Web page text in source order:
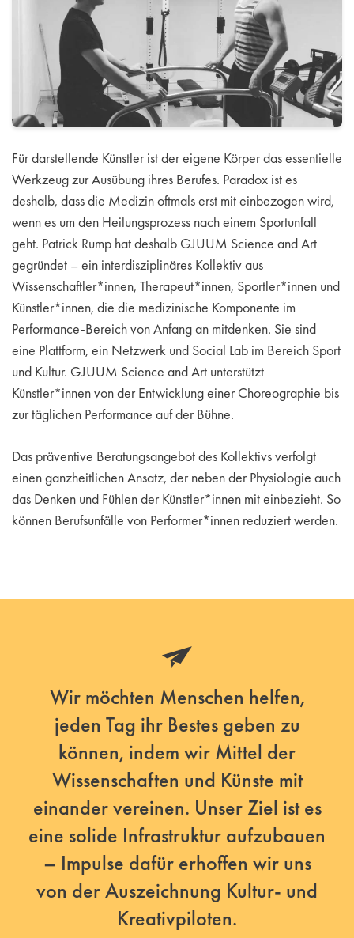
Für darstellende Künstler ist der eigene Körper das essentielle
Werkzeug zur Ausübung ihres Berufes. Paradox ist es
deshalb, dass die Medizin oftmals erst mit einbezogen wird,
wenn es um den Heilungsprozess nach einem Sportunfall
geht. Patrick Rump hat deshalb GJUUM Science and Art
gegründet – ein interdisziplinäres Kollektiv aus
Wissenschaftler*innen, Therapeut*innen, Sportler*innen und
Künstler*innen, die die medizinische Komponente im
Performance-Bereich von Anfang an mitdenken. Sie sind
eine Plattform, ein Netzwerk und Social Lab im Bereich Sport
und Kultur. GJUUM Science and Art unterstützt
Künstler*innen von der Entwicklung einer Choreographie bis
zur täglichen Performance auf der Bühne.
Das präventive Beratungsangebot des Kollektivs verfolgt
einen ganzheitlichen Ansatz, der neben der Physiologie auch
das Denken und Fühlen der Künstler*innen mit einbezieht. So
können Berufsunfälle von Performer*innen reduziert werden.
Wir möchten Menschen helfen,
jeden Tag ihr Bestes geben zu
können, indem wir Mittel der
Wissenschaften und Künste mit
einander vereinen. Unser Ziel ist es
eine solide Infrastruktur aufzubauen
– Impulse dafür erhoffen wir uns
von der Auszeichnung Kultur- und
Kreativpiloten.